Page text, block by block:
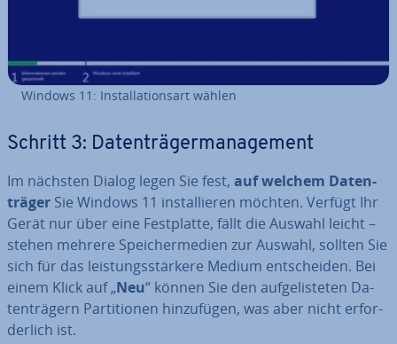
Windows 11: In­stal­la­ti­ons­art wählen
Schritt 3: Da­ten­trä­ger­ma­nage­ment
Im nächsten Dialog legen Sie fest, auf welchem Da­ten­
trä­ger Sie Windows 11 in­stal­lie­ren möchten. Verfügt Ihr
Gerät nur über eine Fest­plat­te, fällt die Auswahl leicht –
stehen mehrere Spei­cher­me­di­en zur Auswahl, sollten Sie
sich für das leis­tungs­stär­ke­re Medium ent­schei­den. Bei
einem Klick auf „Neu“ können Sie den auf­ge­lis­te­ten Da­
ten­trä­gern Par­ti­tio­nen hin­zu­fü­gen, was aber nicht er­for­
der­lich ist.